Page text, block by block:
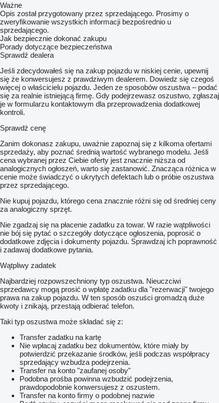
Ważne
Opis został przygotowany przez sprzedającego. Prosimy o
zweryfikowanie wszystkich informacji bezpośrednio u
sprzedającego.
Jak bezpiecznie dokonać zakupu
Porady dotyczące bezpieczeństwa
Sprawdź dealera
Jeśli zdecydowałeś się na zakup pojazdu w niskiej cenie, upewnij
się że konwersujesz z prawdziwym dealerem. Dowiedz się czegoś
więcej o właścicielu pojazdu. Jeden ze sposobów oszustwa – podać
się za realnie istniejącą firmę. Gdy podejrzewasz oszustwo, zgłaszaj
je w formularzu kontaktowym dla przeprowadzenia dodatkowej
kontroli.
Sprawdź cenę
Zanim dokonasz zakupu, uważnie zapoznaj się z kilkoma ofertami
sprzedaży, aby poznać średnią wartość wybranego modelu. Jeśli
cena wybranej przez Ciebie oferty jest znacznie niższa od
analogicznych ogłoszeń, warto się zastanowić. Znacząca różnica w
cenie może świadczyć o ukrytych defektach lub o próbie oszustwa
przez sprzedającego.
Nie kupuj pojazdu, którego cena znacznie różni się od średniej ceny
za analogiczny sprzęt.
Nie zgadzaj się na płacenie zadatku za towar. W razie wątpliwości
nie bój się pytać o szczegóły dotyczące ogłoszenia, poprosić o
dodatkowe zdjęcia i dokumenty pojazdu. Sprawdzaj ich poprawność
i zadawaj dodatkowe pytania.
Wątpliwy zadatek
Najbardziej rozpowszechniony typ oszustwa. Nieuczciwi
sprzedawcy mogą prosić o wpłatę zadatku dla "rezerwacji" twojego
prawa na zakup pojazdu. W ten sposób oszuści gromadzą duże
kwoty i znikają, przestają odbierać telefon.
Taki typ oszustwa może składać się z:
Transfer zadatku na kartę
Nie wpłacaj zadatku bez dokumentów, które miały by
potwierdzić przekazanie środków, jeśli podczas współpracy
sprzedający wzbudza podejrzenia.
Transfer na konto "zaufanej osoby"
Podobna prośba powinna wzbudzić podejrzenia,
prawdopodobnie konwersujesz z oszustem.
Transfer na konto firmy o podobnej nazwie